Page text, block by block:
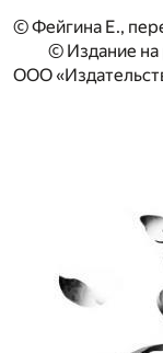
© Фейгина Е.,
© Издание на
ООО